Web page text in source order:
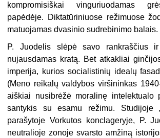
kompromisiškai vinguriuodamas
papėdėje. Diktatūriniuose režimuose
matuojamas dvasinio sudrebinimo balais.
P. Juodelis slėpė savo rankraščius
nujausdamas kratą. Bet atkakliai
imperija, kurios socialistinių idealų
(Meno reikalų valdybos viršininkas
aiškiai nusibrėžė moralinę intelektualo
santykis su esamu režimu. Studijoje
parašytoje Vorkutos konclageryje, P.
neutralioje zonoje svarsto amžiną